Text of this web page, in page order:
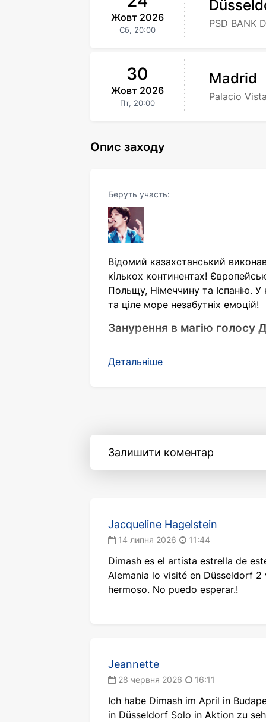
Жовт 2026
Сб, 20:00
PSD BANK
30
Жовт 2026
Пт, 20:00
Madrid
Palacio
Опис заходу
Беруть участь:
Відомий казахстанський
кількох континентах!
Польщу, Німеччину та Іспанію. У
та ціле море незабутніх емоцій!
Занурення в магію голосу
Концерт Дімаша Кудайбергена —
виконавська майстерність
У новій програмі DIMENSIONS
шанувальникам. Артист
подорожжю. У яскравому шоу
перших хвилин появи артиста на
виконання дозволяє розкрити
Особливу увагу в програмі туру
багатогранне шоу, доповнюючи
Кудайбергена надовго
14 (!) мовами, артист легко
може бути мистецтво. Дімаш
національностей.
Особливу роль у творчості
Детальніше
Залишити коментар
Jacqueline Hagelstein
14 липня 2026 11:44
Dimash es el artista estrella de
Alemania lo visité en Düsseldorf 2
hermoso. No puedo esperar.!
Jeannette
28 червня 2026 16:11
Ich habe Dimash im April in
in Düsseldorf Solo in Aktion zu